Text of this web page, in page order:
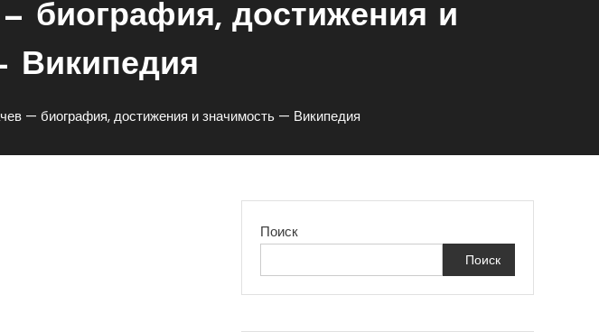
биография, достижения и
Википедия
— биография, достижения и значимость — Википедия
Поиск
Поиск